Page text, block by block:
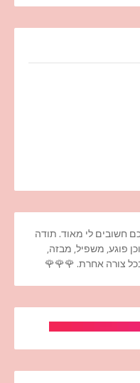
חשובים לי מאוד. תודה
פוגע, משפיל, מבזה,
בכל צורה אחרת. 🌹🌹🌹